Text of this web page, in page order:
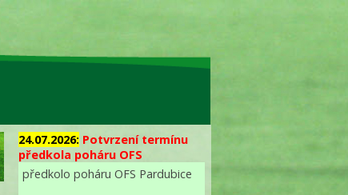
24.07.2026: Potvrzení termínu
předkola poháru OFS
předkolo poháru OFS Pardubice